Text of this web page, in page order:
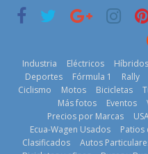
historia
11 de julio de
BMW, Toyota,
2026
La
Industria Eléctricos Híbridos
Deportes
Fórmula 1 Rally
Ciclismo
Motos Bicicletas
Más fotos
Eventos
Precios por Marcas
Ecua-Wagen Usados
Patios
Clasificados
Autos